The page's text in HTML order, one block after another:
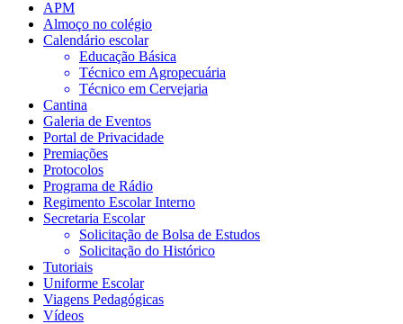
APM
Almoço no colégio
Calendário escolar
Educação Básica
Técnico em Agropecuária
Técnico em Cervejaria
Cantina
Galeria de Eventos
Portal de Privacidade
Premiações
Protocolos
Programa de Rádio
Regimento Escolar Interno
Secretaria Escolar
Solicitação de Bolsa de Estudos
Solicitação do Histórico
Tutoriais
Uniforme Escolar
Viagens Pedagógicas
Vídeos